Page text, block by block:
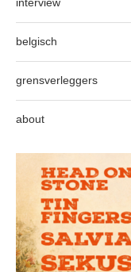
interview
belgisch
grensverleggers
about